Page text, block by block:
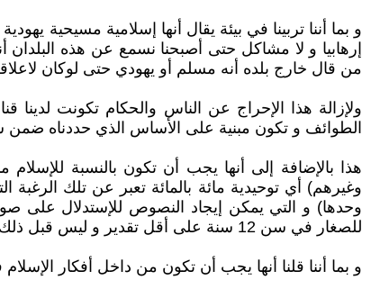
و بما أننا تربينا في بيئة يقال أنها إسلامية مسيحية
إرهابيا و لا مشاكل حتى أصبحنا نسمع عن هذه
من قال خارج بلده أنه مسلم أو يهودي حتى لوكان
ولإزالة هذا الإحراج عن الناس والحكام تكونت
الطوائف و تكون مبنية على الأساس الذي حددناه ضمن شروط الفقرة 4 أعلاه يمكن أن
هذا بالإضافة إلى أنها يجب أن تكون بالنسبة
وغيرهم) أي توحيدية مائة بالمائة تعبر عن تلك الرغبة
وحدها) و التي يمكن إيجاد النصوص للإستدلال على
للصغار في سن 12 سنة على أقل تقدير و ليس قبل ذلك ، بعد تبسيطها في حصة الأخلاق أو للكلام عمن خلق الكون إذا كان ذلك ضروريا .
و بما أننا قلنا أنها يجب أن تكون من داخل أفكار